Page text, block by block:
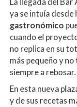
ya se intuía
gastronómico
cuando el
no replica en su
más pequeño y
siempre a rebosar.
En esta nueva
y de sus recetas